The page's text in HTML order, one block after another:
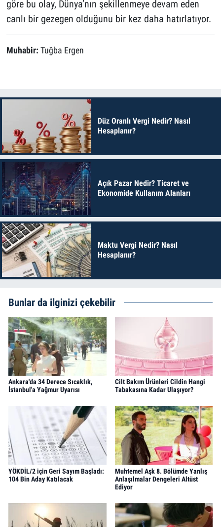
göre bu olay, Dünya’nın şekillenmeye devam eden
canlı bir gezegen olduğunu bir kez daha hatırlatıyor.
Muhabir: Tuğba Ergen
Düz Oranlı Vergi Nedir? Nasıl
Hesaplanır?
Açık Pazar Nedir? Ticaret ve
Ekonomide Kullanım Alanları
Maktu Vergi Nedir? Nasıl
Hesaplanır?
Bunlar da ilginizi çekebilir
Ankara'da 34 Derece Sıcaklık,
İstanbul'a Yağmur Uyarısı
Cilt Bakım Ürünleri Cildin Hangi
Tabakasına Kadar Ulaşıyor?
YÖKDİL/2 için Geri Sayım Başladı:
104 Bin Aday Katılacak
Muhtemel Aşk 8. Bölümde Yanlış
Anlaşılmalar Dengeleri Altüst
Ediyor